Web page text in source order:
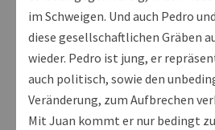
im Schweigen. Und auch Pedro
diese gesellschaftlichen Gräben
wieder. Pedro ist jung, er
auch politisch, sowie den
Veränderung, zum Aufbrechen
Mit Juan kommt er nur bedingt